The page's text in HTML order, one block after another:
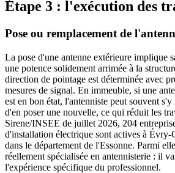
Étape 3 : l'exécution des
Pose ou remplacement de
La pose d'une antenne extérieure implique
une potence solidement arrimée à la
direction de pointage est déterminée avec
mesures de signal. En immeuble, si une
est en bon état, l'antenniste peut souvent
d'en poser une nouvelle, ce qui réduit les
Sirene/INSEE de juillet 2026, 204
d'installation électrique sont actives à Évry-
dans le département de l'Essonne. Parmi
réellement spécialisée en antennisterie : il
l'expérience spécifique du professionnel.